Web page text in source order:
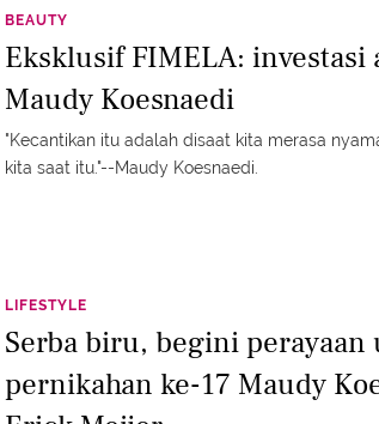
BEAUTY
Eksklusif FIMELA: investasi
Maudy Koesnaedi
"Kecantikan itu adalah disaat kita merasa
kita saat itu."--Maudy Koesnaedi.
LIFESTYLE
Serba biru, begini perayaan
pernikahan ke-17 Maudy